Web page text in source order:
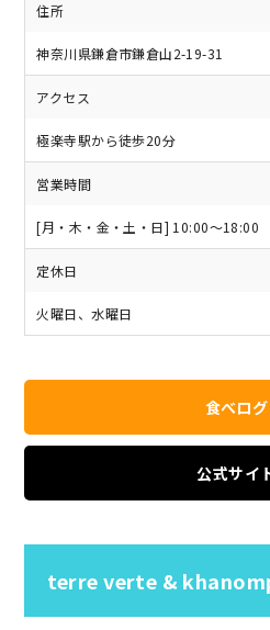
住所
神奈川県鎌倉市鎌倉山2-19-31
アクセス
極楽寺駅から徒歩20分
営業時間
[月・木・金・土・日] 10:00～18:00
定休日
火曜日、水曜日
食べログ
公式サイ
terre verte &